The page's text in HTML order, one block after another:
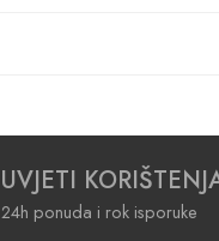
UVJETI
24h ponuda i rok isporuke